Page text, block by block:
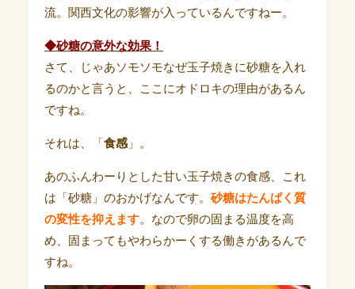
流。関西文化の影響が入っているんですねー。
◆砂糖の意外な効果！
さて、じゃあソモソモなぜ玉子焼きに砂糖を入れ
るのかと言うと、ここにオドロキの理由があるん
ですね。
それは、「 食感」。
あのふんわーりとした甘い玉子焼きの食感、これ
は「砂糖」のおかげなんです。 砂糖はたんぱく質
の変性を抑えます。なので卵の固まる温度を高
め、固まってもやわらかーくする働きがあるんで
すね。